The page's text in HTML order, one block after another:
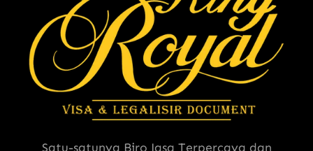
Satu-satunya Biro Jasa Terpercaya dan